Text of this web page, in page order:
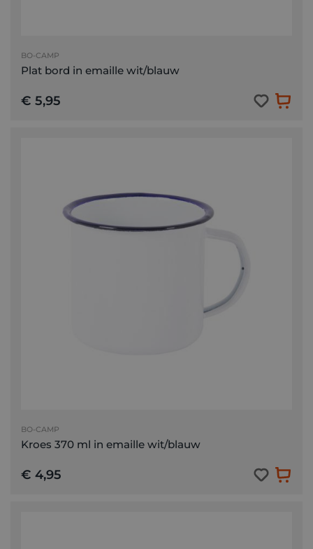
BO-CAMP
Plat bord in emaille wit/blauw
€ 5,95
BO-CAMP
Kroes 370 ml in emaille wit/blauw
€ 4,95